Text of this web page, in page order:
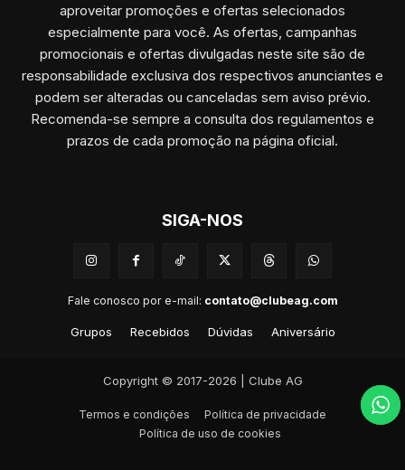
aproveitar promoções e ofertas selecionados
especialmente para você. As ofertas, campanhas
promocionais e ofertas divulgadas neste site são de
responsabilidade exclusiva dos respectivos anunciantes e
podem ser alteradas ou canceladas sem aviso prévio.
Recomenda-se sempre a consulta dos regulamentos e
prazos de cada promoção na página oficial.
SIGA-NOS
Fale conosco por e-mail: contato@clubeag.com
Grupos Recebidos Dúvidas Aniversário
Copyright © 2017-2026 | Clube AG
Termos e condições
Política de privacidade
Política de uso de cookies